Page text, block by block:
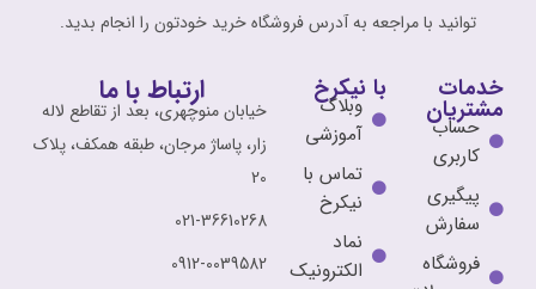
توانید با مراجعه به آدرس فروشگاه خرید خودتون را انجام بدید.
خدمات
مشتریان
حساب
کاربری
پیگیری
سفارش
فروشگاه
با نیکرخ
وبلاگ
آموزشی
تماس با
نیکرخ
نماد
الکترونیک
ارتباط با ما
خیابان منوچهری، بعد از تقاطع لاله
زار، پاساژ مرجان، طبقه همکف، پلاک
20
021-36610268
0912-0039582